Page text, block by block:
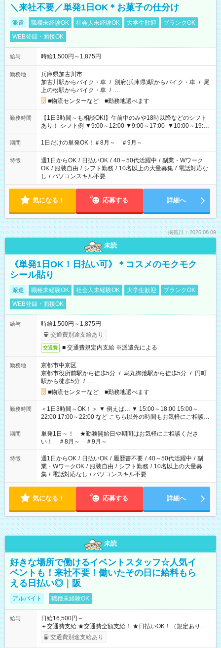
＼来社不要／単発1日OK＊お菓子の仕分け
派遣 職種未経験OK 社会人未経験OK 大学生歓迎
ブランクOK
WEB登録・面接OK
給与 時給1,500円～1,875円
勤務地
兵庫県加古川市
加古川駅からバイク・車 / 別府(兵庫県)駅からバイク・車 / 尾
上の松駅からバイク・車 / …
■物流センターなど ■勤務地選べます
勤務時間
【1日3時間～も相談OK!】午前中のみや18時以降などのシフト
あり！ シフト例 ▼9:00～12:00 ▼9:00～17:00 ▼10:00～19:00
▼18:00～21:00
期間 1日だけの単発OK！＃8月～ ＃9月～
特徴 週1日からOK / 日払いOK / 40～50代活躍中 / 副業・Wワーク
OK / 服装自由 / シフト勤務 / 10名以上の大量募集 / 電話対応な
し / パソコンスキル不要
気になる！ 応募する 詳細へ
掲載日：2026.08.09
未読
《単発1日OK！日払い可》＊コスメのモクモク
シール貼り
派遣 職種未経験OK 社会人未経験OK 大学生歓迎
ブランクOK
WEB登録・面接OK
給与
時給1,500円～1,875円
交通費別途支給あり
交通費 ■ 交通費規定内支給 ※派遣先による
勤務地
京都市中京区
京都市役所前駅から徒歩5分 / 烏丸御池駅から徒歩5分 / 円町
駅から徒歩5分 / …
■物流センターなど ■勤務地選べます
勤務時間
＜1日3時間～OK！＞ ▼ 例えば… ▼ 15:00～18:00 15:00～
22:00 17:00～22:00 など こちら以外の時間もお気軽にご相談く
ださい！
期間
単発1日～！ ★勤務開始日や期間はお気軽にご相談くださ
い！ ＃8月～ ＃9月～
特徴 週1日からOK / 日払いOK / 履歴書不要 / 40～50代活躍中 / 副
業・WワークOK / 服装自由 / シフト勤務 / 10名以上の大量募
集 / 電話対応なし / パソコンスキル不要
気になる！ 応募する 詳細へ
未読
好きな場所で働けるイベントスタッフ☆人気イ
ベントも！来社不要！働いたその日に給料もら
える日払い◎｜阪
アルバイト 職種未経験OK
給与
日給16,500円～
＋交通費支給 ★交通費全額支給！ ★日払いOK！（規定あり） ┗
働いたその日に現金GET♪ お仕事後はコンビニATMから 日払
交通費別途支給あり